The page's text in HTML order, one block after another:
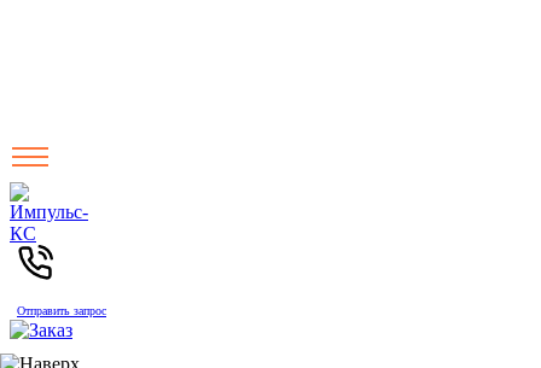
Отправить запрос